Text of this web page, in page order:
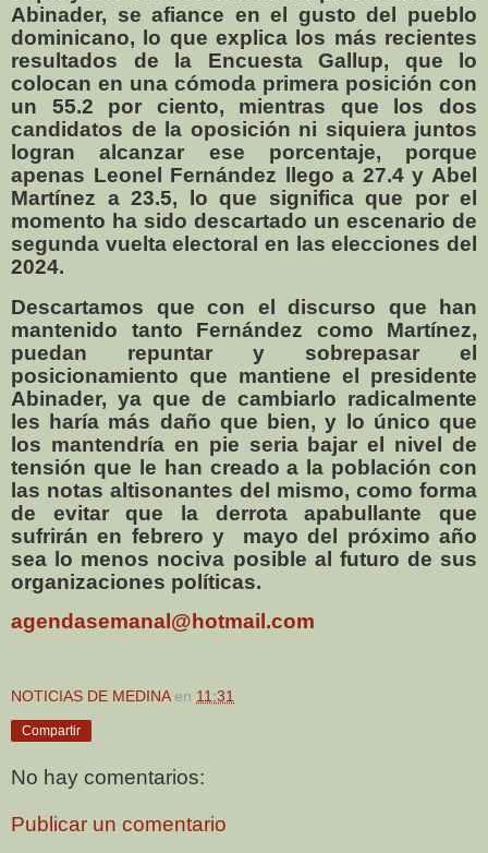
Abinader, se afiance en el gusto del pueblo
dominicano, lo que explica los más recientes
resultados de la Encuesta Gallup, que lo
colocan en una cómoda primera posición con
un 55.2 por ciento, mientras que los dos
candidatos de la oposición ni siquiera juntos
logran alcanzar ese porcentaje, porque
apenas Leonel Fernández llego a 27.4 y Abel
Martínez a 23.5, lo que significa que por el
momento ha sido descartado un escenario de
segunda vuelta electoral en las elecciones del
2024.
Descartamos que con el discurso que han
mantenido tanto Fernández como Martínez,
puedan repuntar y sobrepasar el
posicionamiento que mantiene el presidente
Abinader, ya que de cambiarlo radicalmente
les haría más daño que bien, y lo único que
los mantendría en pie seria bajar el nivel de
tensión que le han creado a la población con
las notas altisonantes del mismo, como forma
de evitar que la derrota apabullante que
sufrirán en febrero y mayo del próximo año
sea lo menos nociva posible al futuro de sus
organizaciones políticas.
agendasemanal@hotmail.com
NOTICIAS DE MEDINA en 11:31
Compartir
No hay comentarios:
Publicar un comentario